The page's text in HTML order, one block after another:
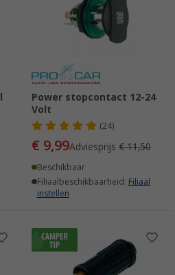
Power stopcontact 12-24
Volt
(24)
€ 9,99Adviesprijs € 11,50
Beschikbaar
Filiaalbeschikbaarheid: Filiaal
instellen